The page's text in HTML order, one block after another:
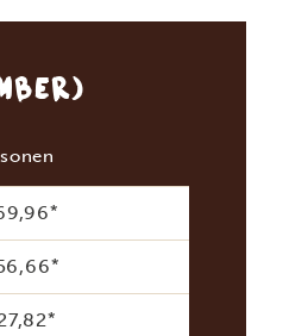
*
*
*